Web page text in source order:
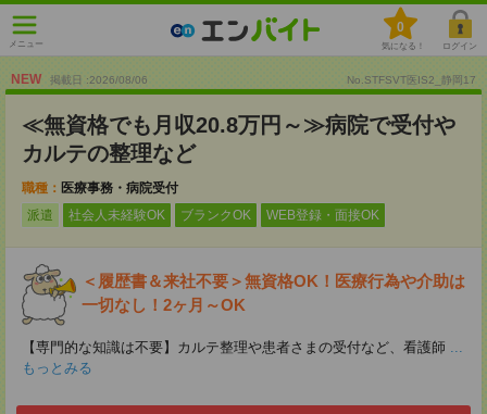
メニュー
0
気になる！ ログイン
NEW 掲載日 :2026/08/06 No.STFSVT医IS2_静岡17
≪無資格でも月収20.8万円～≫病院で受付や
カルテの整理など
職種： 医療事務・病院受付
派遣
社会人未経験OK ブランクOK WEB登録・面接OK
＜履歴書＆来社不要＞無資格OK！医療行為や介助は
一切なし！2ヶ月～OK
【専門的な知識は不要】カルテ整理や患者さまの受付など、看護師 ...
もっとみる